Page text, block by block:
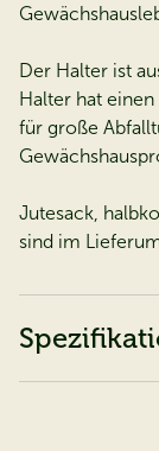
Der Halter ist
Halter hat
für große
Jutesack,
sind im